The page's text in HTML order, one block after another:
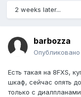
2 weeks later...
barbozza
Опубликовано
Есть такая на 8FXS,
шкаф, сейчас опять
только с